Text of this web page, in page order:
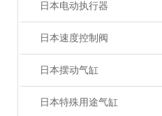
日本电动执行器
日本速度控制阀
日本摆动气缸
日本特殊用途气缸